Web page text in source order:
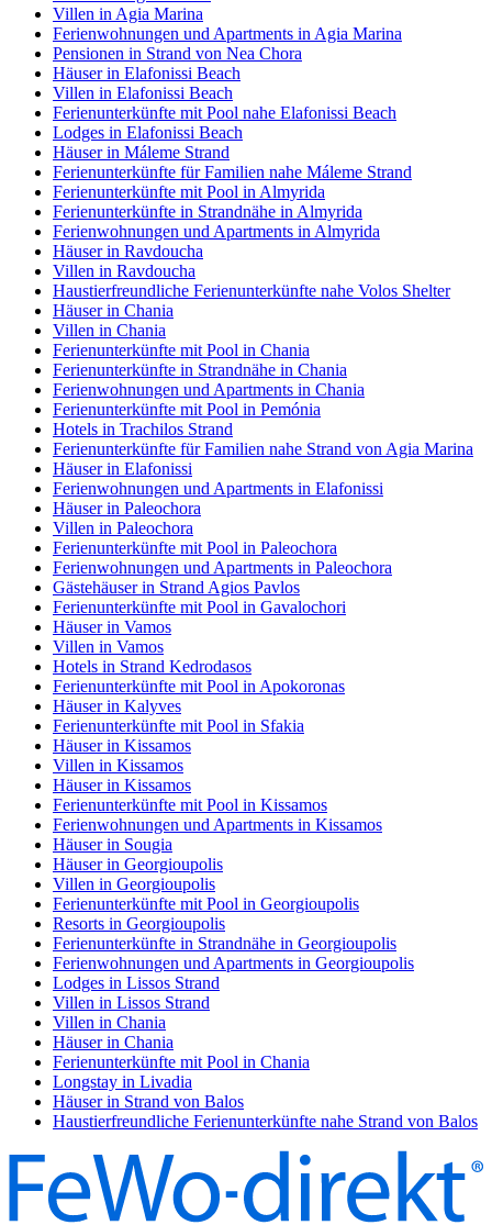
Villen in Agia Marina
Ferienwohnungen und Apartments in Agia Marina
Pensionen in Strand von Nea Chora
Häuser in Elafonissi Beach
Villen in Elafonissi Beach
Ferienunterkünfte mit Pool nahe Elafonissi Beach
Lodges in Elafonissi Beach
Häuser in Máleme Strand
Ferienunterkünfte für Familien nahe Máleme Strand
Ferienunterkünfte mit Pool in Almyrida
Ferienunterkünfte in Strandnähe in Almyrida
Ferienwohnungen und Apartments in Almyrida
Häuser in Ravdoucha
Villen in Ravdoucha
Haustierfreundliche Ferienunterkünfte nahe Volos Shelter
Häuser in Chania
Villen in Chania
Ferienunterkünfte mit Pool in Chania
Ferienunterkünfte in Strandnähe in Chania
Ferienwohnungen und Apartments in Chania
Ferienunterkünfte mit Pool in Pemónia
Hotels in Trachilos Strand
Ferienunterkünfte für Familien nahe Strand von Agia Marina
Häuser in Elafonissi
Ferienwohnungen und Apartments in Elafonissi
Häuser in Paleochora
Villen in Paleochora
Ferienunterkünfte mit Pool in Paleochora
Ferienwohnungen und Apartments in Paleochora
Gästehäuser in Strand Agios Pavlos
Ferienunterkünfte mit Pool in Gavalochori
Häuser in Vamos
Villen in Vamos
Hotels in Strand Kedrodasos
Ferienunterkünfte mit Pool in Apokoronas
Häuser in Kalyves
Ferienunterkünfte mit Pool in Sfakia
Häuser in Kissamos
Villen in Kissamos
Häuser in Kissamos
Ferienunterkünfte mit Pool in Kissamos
Ferienwohnungen und Apartments in Kissamos
Häuser in Sougia
Häuser in Georgioupolis
Villen in Georgioupolis
Ferienunterkünfte mit Pool in Georgioupolis
Resorts in Georgioupolis
Ferienunterkünfte in Strandnähe in Georgioupolis
Ferienwohnungen und Apartments in Georgioupolis
Lodges in Lissos Strand
Villen in Lissos Strand
Villen in Chania
Häuser in Chania
Ferienunterkünfte mit Pool in Chania
Longstay in Livadia
Häuser in Strand von Balos
Haustierfreundliche Ferienunterkünfte nahe Strand von Balos